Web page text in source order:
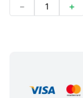
＋
－